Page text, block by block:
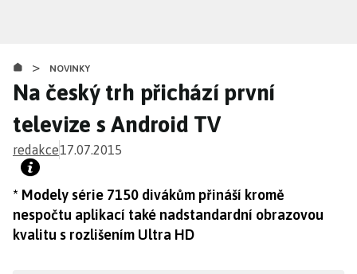
obsahu
> NOVINKY
Na český trh přichází první
televize s Android TV
redakce17.07.2015
* Modely série 7150 divákům přináší kromě
nespočtu aplikací také nadstandardní obrazovou
kvalitu s rozlišením Ultra HD